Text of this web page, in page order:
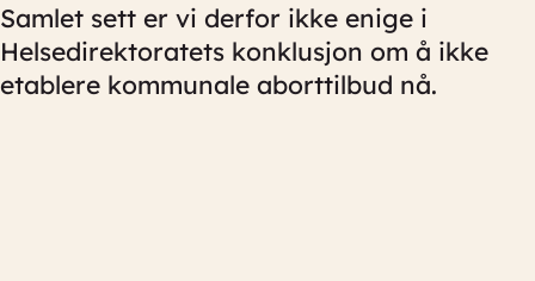
Samlet sett er vi derfor ikke enige i
Helsedirektoratets konklusjon om å ikke
etablere kommunale aborttilbud nå.